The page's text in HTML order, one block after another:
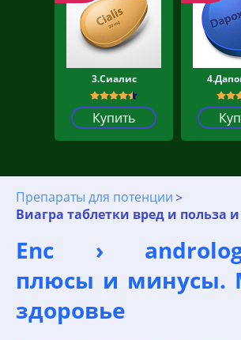
3.Сиалис
Купить
Препараты для потенции
Виагра таблетки вред и польза
Enc ›
плюсы и минусы.
здоровье